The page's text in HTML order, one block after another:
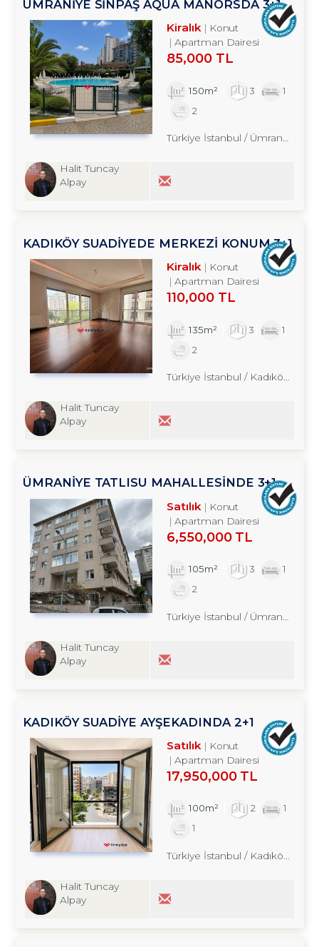
ÜMRANİYE SİNPAŞ AQUA MANORSDA 3+1
KİRALIK DAİRE TROYKADAN
Kiralık
Konut
Apartman Dairesi
85,000 TL
150m² 3
1
2
Türkiye İstanbul / Ümraniye
Halit Tuncay
Alpay
KADIKÖY SUADİYEDE MERKEZİ KONUM 3+1
KİRALIK DAİRE TROYKADAN
Kiralık
Konut
Apartman Dairesi
110,000 TL
135m² 3
1
2
Türkiye İstanbul / Kadıköy/
Halit Tuncay
Alpay
ÜMRANİYE TATLISU MAHALLESİNDE 3+1
SATILIK DAİRE TROYKADAN
Satılık
Konut
Apartman Dairesi
6,550,000 TL
105m² 3
1
2
Halit Tuncay
Alpay
KADIKÖY SUADİYE AYŞEKADINDA 2+1
SATILIK DAİRE TROYKADAN
Satılık
Konut
Apartman Dairesi
17,950,000 TL
100m² 2
1
1
Halit Tuncay
Alpay